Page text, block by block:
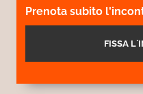
Prenota subito
FISSA